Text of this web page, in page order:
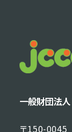
一般財団法人
〒150-0045